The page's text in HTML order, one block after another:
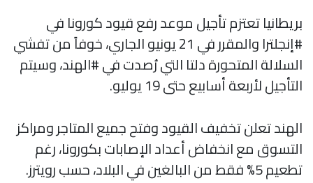
بريطانيا تعتزم تأجيل موعد رفع قيود كورونا في
#إنجلترا والمقرر في 21 يونيو الجاري، خوفاً من تفشي
السلالة المتحورة دلتا التي رُصدت في #الهند، وسيتم
التأجيل لأربعة أسابيع حتى 19 يوليو.
الهند تعلن تخفيف القيود وفتح جميع المتاجر ومراكز
التسوق مع انخفاض أعداد الإصابات بكورونا، رغم
تطعيم 5% فقط من البالغين في البلاد، حسب رويترز.